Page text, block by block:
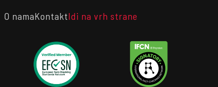
O namaKontaktIdi na vrh strane